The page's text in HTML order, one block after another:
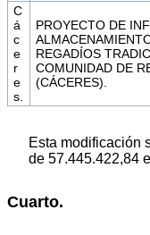
C
á
c
e
r
e
s.
PROYECTO DE
REGADÍOS
COMUNIDAD DE
(CÁCERES).
Esta modificación
de 57.445.422,84
Cuarto.